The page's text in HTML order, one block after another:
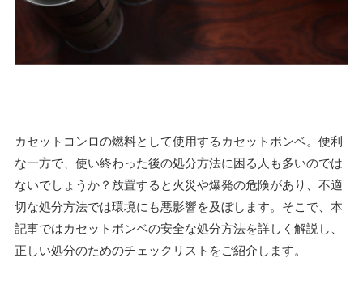
カセットコンロの燃料として使用するカセットボンベ。便利
な一方で、使い終わった後の処分方法に困る人も多いのでは
ないでしょうか？放置すると火災や爆発の危険があり、不適
切な処分方法では環境にも悪影響を及ぼします。そこで、本
記事ではカセットボンベの安全な処分方法を詳しく解説し、
正しい処分のためのチェックリストをご紹介します。